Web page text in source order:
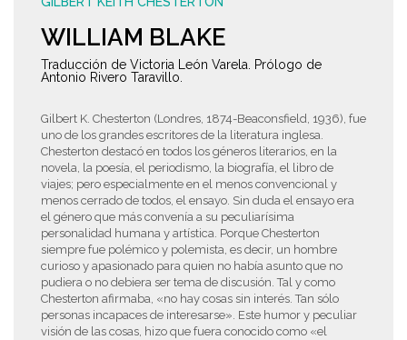
WILLIAM BLAKE
Traducción de Victoria León Varela. Prólogo de
Antonio Rivero Taravillo.
Gilbert K. Chesterton (Londres, 1874-Beaconsfield, 1936), fue
uno de los grandes escritores de la literatura inglesa.
Chesterton destacó en todos los géneros literarios, en la
novela, la poesía, el periodismo, la biografía, el libro de
viajes; pero especialmente en el menos convencional y
menos cerrado de todos, el ensayo. Sin duda el ensayo era
el género que más convenía a su peculiarísima
personalidad humana y artística. Porque Chesterton
siempre fue polémico y polemista, es decir, un hombre
curioso y apasionado para quien no había asunto que no
pudiera o no debiera ser tema de discusión. Tal y como
Chesterton afirmaba, «no hay cosas sin interés. Tan sólo
personas incapaces de interesarse». Este humor y peculiar
visión de las cosas, hizo que fuera conocido como «el